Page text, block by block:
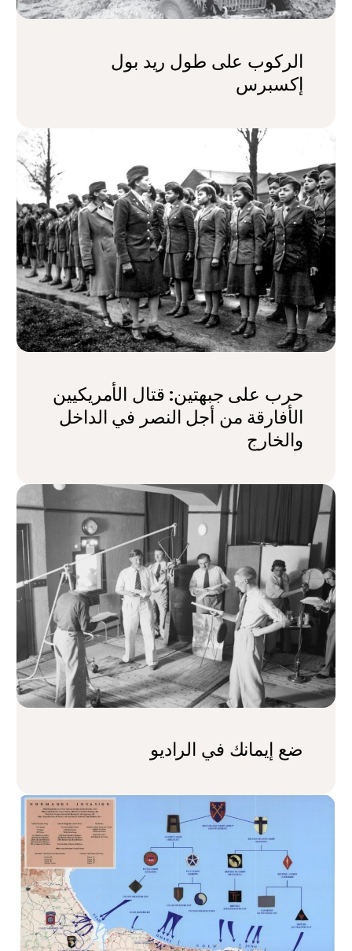
الركوب على طول ريد بول
إكسبرس
حرب على جبهتين: قتال الأمريكيين
الأفارقة من أجل النصر في الداخل
والخارج
ضع إيمانك في الراديو